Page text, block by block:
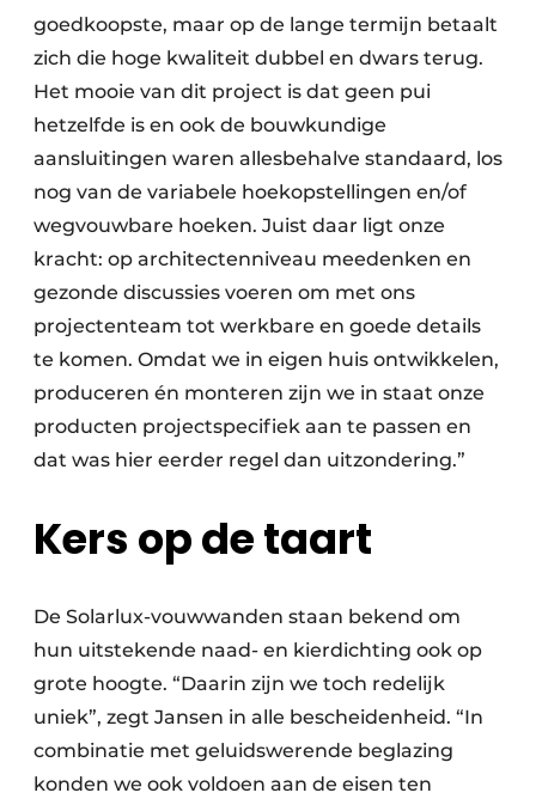
goedkoopste, maar op de lange termijn betaalt
zich die hoge kwaliteit dubbel en dwars terug.
Het mooie van dit project is dat geen pui
hetzelfde is en ook de bouwkundige
aansluitingen waren allesbehalve standaard, los
nog van de variabele hoekopstellingen en/of
wegvouwbare hoeken. Juist daar ligt onze
kracht: op architectenniveau meedenken en
gezonde discussies voeren om met ons
projectenteam tot werkbare en goede details
te komen. Omdat we in eigen huis ontwikkelen,
produceren én monteren zijn we in staat onze
producten projectspecifiek aan te passen en
dat was hier eerder regel dan uitzondering.”
Kers op de taart
De Solarlux-vouwwanden staan bekend om
hun uitstekende naad- en kierdichting ook op
grote hoogte. “Daarin zijn we toch redelijk
uniek”, zegt Jansen in alle bescheidenheid. “In
combinatie met geluidswerende beglazing
konden we ook voldoen aan de eisen ten